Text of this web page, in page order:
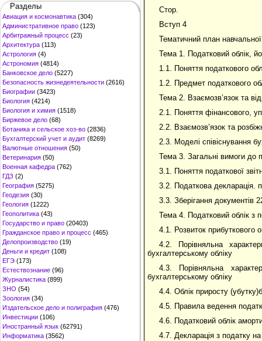
Разделы
Авиация и космонавтика (304)
Административное право (123)
Арбитражный процесс (23)
Архитектура (113)
Астрология (4)
Астрономия (4814)
Банковское дело (5227)
Безопасность жизнедеятельности (2616)
Биографии (3423)
Биология (4214)
Биология и химия (1518)
Биржевое дело (68)
Ботаника и сельское хоз-во (2836)
Бухгалтерский учет и аудит (8269)
Валютные отношения (50)
Ветеринария (50)
Военная кафедра (762)
ГДЗ (2)
География (5275)
Геодезия (30)
Геология (1222)
Геополитика (43)
Государство и право (20403)
Гражданское право и процесс (465)
Делопроизводство (19)
Деньги и кредит (108)
ЕГЭ (173)
Естествознание (96)
Журналистика (899)
ЗНО (54)
Зоология (34)
Издательское дело и полиграфия (476)
Инвестиции (106)
Иностранный язык (62791)
Информатика (3562)
Стор.
Вступ 4
Тематичний план
Тема 1. Податковий облік,
1.1. Поняття податкового
1.2. Предмет податкового
Тема 2. Взаємозв’язок та
2.1. Поняття фінансового,
2.2. Взаємозв’язок та
2.3. Моделі співіснування
Тема 3. Загальні вимоги до
3.1. Поняття податкової
3.2. Податкова декларація.
3.3. Зберігання документів
Тема 4. Податковий облік з
4.1. Розвиток прибуткового
4.2. Порівняльна
бухгалтерському обліку
4.3. Порівняльна
бухгалтерському обліку
4.4. Облік приросту
4.5. Правила ведення
4.6. Податковий облік
4.7. Декларація з податку